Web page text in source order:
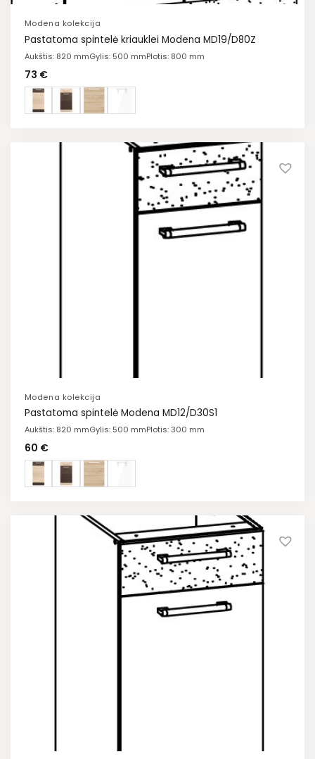
Modena kolekcija
Pastatoma spintelė kriauklei Modena MD19/D80Z
Aukštis: 820 mmGylis: 500 mmPlotis: 800 mm
73 €
Modena kolekcija
Pastatoma spintelė Modena MD12/D30S1
Aukštis: 820 mmGylis: 500 mmPlotis: 300 mm
60 €